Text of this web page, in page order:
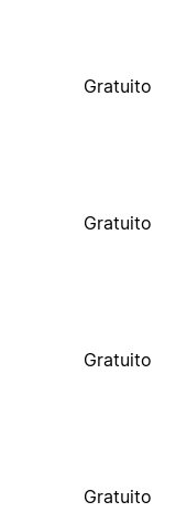
Gratuito
Gratuito
Gratuito
Gratuito